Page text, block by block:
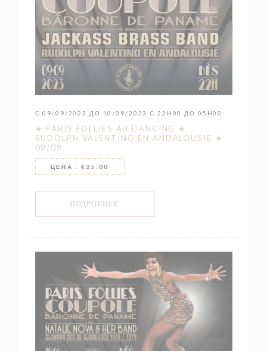
С 09/09/2023 ДО 10/09/2023 С 22H00 ДО 05H00
★ PARIS FOLLIES AU DANCING ★
RUDOLPH VALENTINO EN ANDALOUSIE ★
09/09
ЦЕНА : €25.00
ПОДРОБНЕЕ